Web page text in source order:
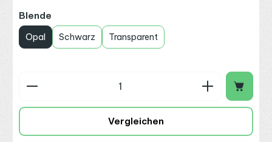
Blende
Opal Schwarz Transparent
Produkt Anzahl: Gib den gewünschten Wert
Vergleichen